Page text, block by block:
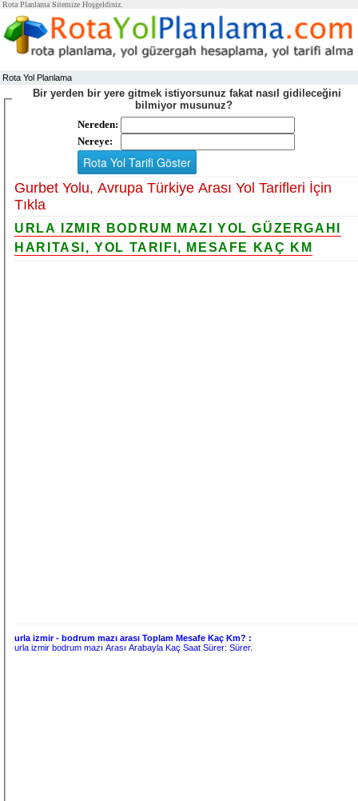
Rota Planlama Sitemize Hoşgeldiniz.
Rota Yol Planlama
Bir yerden bir yere gitmek istiyorsunuz fakat nasıl gidileceğini
bilmiyor musunuz?
Nereden:
Nereye:
Gurbet Yolu, Avrupa Türkiye Arası Yol Tarifleri İçin
Tıkla
URLA IZMIR BODRUM MAZI YOL GÜZERGAHI
HARITASI, YOL TARIFI, MESAFE KAÇ KM
urla izmir - bodrum mazı arası Toplam Mesafe Kaç Km? :
urla izmir bodrum mazı Arası Arabayla Kaç Saat Sürer:Sürer.